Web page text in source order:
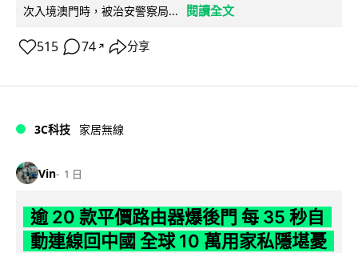
次入境澳門時，被治安警察局...
閱讀全文
515 74 ↗ 分享
3C科技 家居無線
Vin 1 日
逾 20 款平價路由器爆後門 每 35 秒自
動連線回中國 全球 10 萬用家私隱堪憂